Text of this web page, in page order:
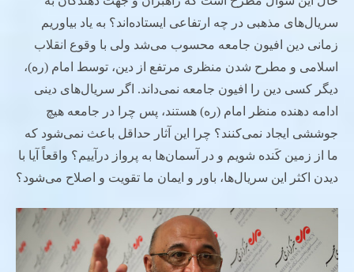
سریال‌های مذهبی در چه ارتفاعی ایستاده‌اند؟ به یاد بیاوریم
زمانی دین افیون جامعه محسوب می‌شد ولی با وقوع انقلاب
اسلامی و مطرح شدن منظری مرتفع از دین، توسط امام (ره)،
دیگر کسی دین را افیون جامعه نمی‌داند. اگر سریال‌های دینی
ادامه دهنده منظر امام (ره) هستند، پس چرا در جامعه هیچ
جوششی ایجاد نمی‌کنند؟ چرا این آثار حداقل باعث نمی‌شود که
ما از زمین کَنده شویم و در آسمان‌ها به پرواز درآییم؟ واقعاً آیا با
دیدن اکثر این سریال‌ها، باور و ایمان ما تقویت و اصلاح می‌شود؟